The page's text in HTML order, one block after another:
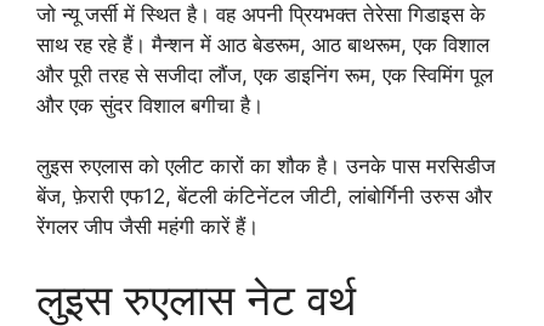
जो न्यू जर्सी में स्थित है। वह अपनी प्रियभक्त तेरेसा गिडाइस के
साथ रह रहे हैं। मैन्शन में आठ बेडरूम, आठ बाथरूम, एक विशाल
और पूरी तरह से सजीदा लौंज, एक डाइनिंग रूम, एक स्विमिंग पूल
और एक सुंदर विशाल बगीचा है।
लुइस रुएलास को एलीट कारों का शौक है। उनके पास मरसिडीज
बेंज, फ़ेरारी एफ12, बेंटली कंटिनेंटल जीटी, लांबोर्गिनी उरुस और
रेंगलर जीप जैसी महंगी कारें हैं।
लुइस रुएलास नेट वर्थ